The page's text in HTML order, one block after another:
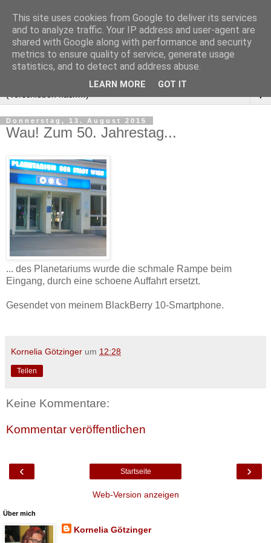
▼
Donnerstag, 13. August 2015
Wau! Zum 50. Jahrestag...
‎... des Planetariums wurde die schmale Rampe beim
Eingang, durch eine schoene Auffahrt ersetzt.
Gesendet von meinem BlackBerry 10-Smartphone.
Kornelia Götzinger um 12:28
Teilen
Keine Kommentare:
Kommentar veröffentlichen
‹ ›
Startseite
Web-Version anzeigen
Über mich
Kornelia Götzinger
This site uses cookies from Google to deliver its services
and to analyze traffic. Your IP address and user-agent are
shared with Google along with performance and security
metrics to ensure quality of service, generate usage
statistics, and to detect and address abuse.
LEARN MORE GOT IT